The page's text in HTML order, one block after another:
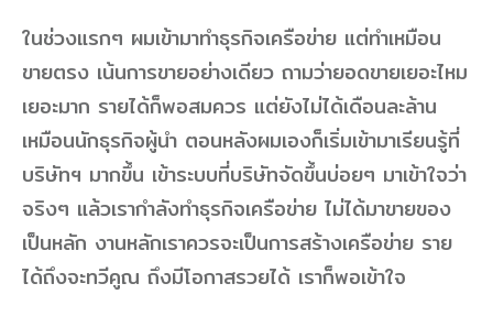
ในช่วงแรกๆ ผมเข้ามาทำธุรกิจเครือข่าย แต่ทำเหมือน
ขายตรง เน้นการขายอย่างเดียว ถามว่ายอดขายเยอะไหม
เยอะมาก รายได้ก็พอสมควร แต่ยังไม่ได้เดือนละล้าน
เหมือนนักธุรกิจผู้นำ ตอนหลังผมเองก็เริ่มเข้ามาเรียนรู้ที่
บริษัทฯ มากขึ้น เข้าระบบที่บริษัทจัดขึ้นบ่อยๆ มาเข้าใจว่า
จริงๆ แล้วเรากำลังทำธุรกิจเครือข่าย ไม่ได้มาขายของ
เป็นหลัก งานหลักเราควรจะเป็นการสร้างเครือข่าย ราย
ได้ถึงจะทวีคูณ ถึงมีโอกาสรวยได้ เราก็พอเข้าใจ